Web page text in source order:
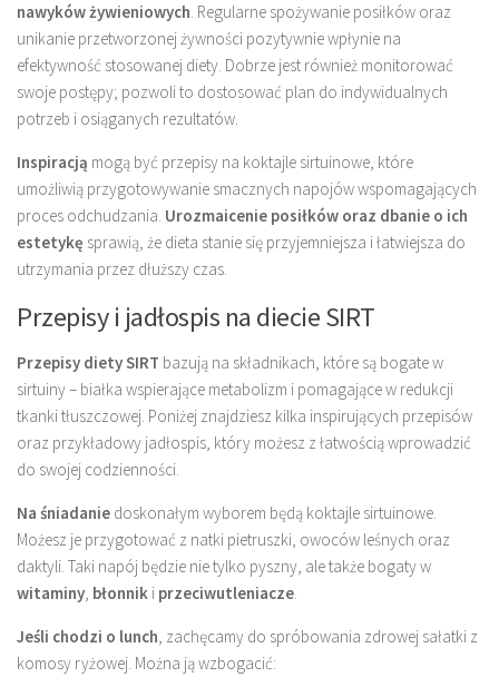
nawyków żywieniowych. Regularne spożywanie posiłków oraz
unikanie przetworzonej żywności pozytywnie wpłynie na
efektywność stosowanej diety. Dobrze jest również monitorować
swoje postępy; pozwoli to dostosować plan do indywidualnych
potrzeb i osiąganych rezultatów.
Inspiracją mogą być przepisy na koktajle sirtuinowe, które
umożliwią przygotowywanie smacznych napojów wspomagających
proces odchudzania. Urozmaicenie posiłków oraz dbanie o ich
estetykę sprawią, że dieta stanie się przyjemniejsza i łatwiejsza do
utrzymania przez dłuższy czas.
Przepisy i jadłospis na diecie SIRT
Przepisy diety SIRT bazują na składnikach, które są bogate w
sirtuiny – białka wspierające metabolizm i pomagające w redukcji
tkanki tłuszczowej. Poniżej znajdziesz kilka inspirujących przepisów
oraz przykładowy jadłospis, który możesz z łatwością wprowadzić
do swojej codzienności.
Na śniadanie doskonałym wyborem będą koktajle sirtuinowe.
Możesz je przygotować z natki pietruszki, owoców leśnych oraz
daktyli. Taki napój będzie nie tylko pyszny, ale także bogaty w
witaminy, błonnik i przeciwutleniacze.
Jeśli chodzi o lunch, zachęcamy do spróbowania zdrowej sałatki z
komosy ryżowej. Można ją wzbogacić: